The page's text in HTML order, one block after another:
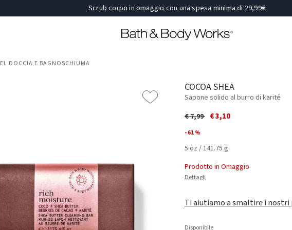
Scrub corpo in omaggio con una spesa minima di 29,99€
GEL DOCCIA E BAGNOSCHIUMA
COCOA SHEA
Sapone solido al burro di karité
Price reduced from
€ 7,99to€ 3,10
- 61 %
5 oz / 141.75 g
Prodotto in Omaggio
Dettagli
Ti aiutiamo a smaltire i
Disponibile